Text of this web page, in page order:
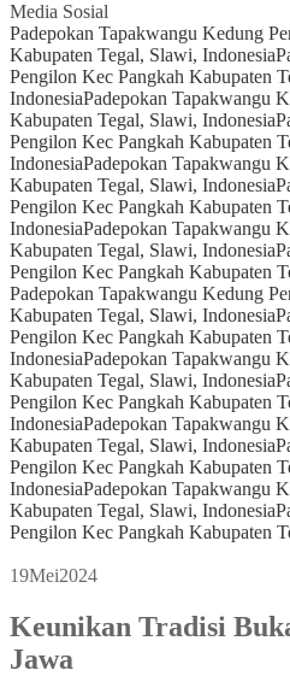
Media Sosial
Padepokan Tapakwangu Kedung
Kabupaten Tegal, Slawi, Indonesia
Pengilon Kec Pangkah Kabupaten
IndonesiaPadepokan Tapakwangu
Kabupaten Tegal, Slawi, Indonesia
Pengilon Kec Pangkah Kabupaten
IndonesiaPadepokan Tapakwangu
Kabupaten Tegal, Slawi, Indonesia
Pengilon Kec Pangkah Kabupaten
IndonesiaPadepokan Tapakwangu
Kabupaten Tegal, Slawi, Indonesia
Pengilon Kec Pangkah Kabupaten
Padepokan Tapakwangu Kedung
Kabupaten Tegal, Slawi, Indonesia
Pengilon Kec Pangkah Kabupaten
IndonesiaPadepokan Tapakwangu
Kabupaten Tegal, Slawi, Indonesia
Pengilon Kec Pangkah Kabupaten
IndonesiaPadepokan Tapakwangu
Kabupaten Tegal, Slawi, Indonesia
Pengilon Kec Pangkah Kabupaten
IndonesiaPadepokan Tapakwangu
Kabupaten Tegal, Slawi, Indonesia
Pengilon Kec Pangkah Kabupaten
19Mei2024
Keunikan Tradisi
Jawa